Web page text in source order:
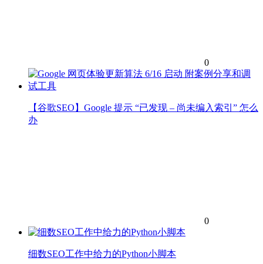
0
【谷歌SEO】Google 提示 “已发现 – 尚未编入索引” 怎么
办
0
细数SEO工作中给力的Python小脚本